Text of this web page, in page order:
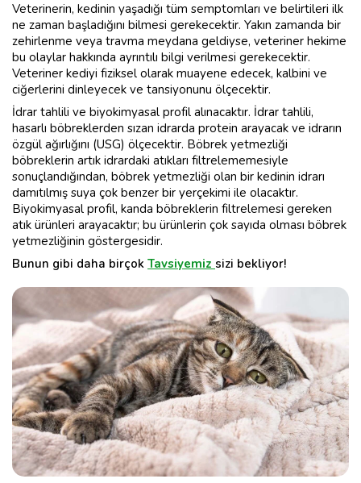
Veterinerin, kedinin yaşadığı tüm semptomları ve belirtileri ilk
ne zaman başladığını bilmesi gerekecektir. Yakın zamanda bir
zehirlenme veya travma meydana geldiyse, veteriner hekime
bu olaylar hakkında ayrıntılı bilgi verilmesi gerekecektir.
Veteriner kediyi fiziksel olarak muayene edecek, kalbini ve
ciğerlerini dinleyecek ve tansiyonunu ölçecektir.
İdrar tahlili ve biyokimyasal profil alınacaktır. İdrar tahlili,
hasarlı böbreklerden sızan idrarda protein arayacak ve idrarın
özgül ağırlığını (USG) ölçecektir. Böbrek yetmezliği
böbreklerin artık idrardaki atıkları filtrelememesiyle
sonuçlandığından, böbrek yetmezliği olan bir kedinin idrarı
damıtılmış suya çok benzer bir yerçekimi ile olacaktır.
Biyokimyasal profil, kanda böbreklerin filtrelemesi gereken
atık ürünleri arayacaktır; bu ürünlerin çok sayıda olması böbrek
yetmezliğinin göstergesidir.
Bunun gibi daha birçok Tavsiyemiz sizi bekliyor!